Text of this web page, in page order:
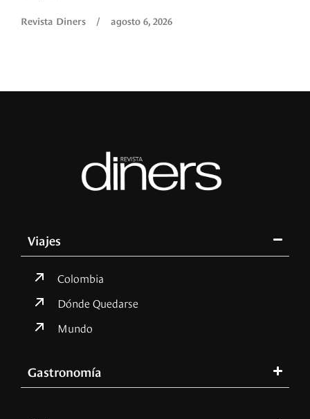
Revista Diners / agosto 6, 2026
Viajes
Colombia
Dónde Quedarse
Mundo
Gastronomía